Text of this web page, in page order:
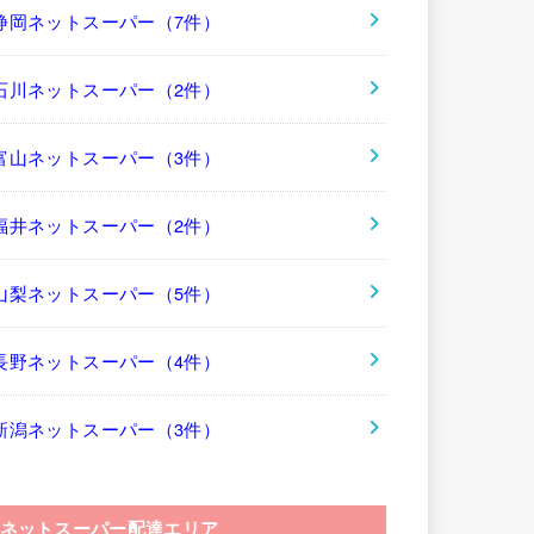
岡ネットスーパー（7件）
川ネットスーパー（2件）
山ネットスーパー（3件）
井ネットスーパー（2件）
梨ネットスーパー（5件）
野ネットスーパー（4件）
潟ネットスーパー（3件）
ネットスーパー配達エリア